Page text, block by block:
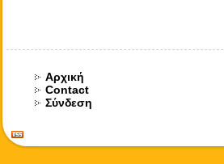
Αρχική
Contact
Σύνδεση